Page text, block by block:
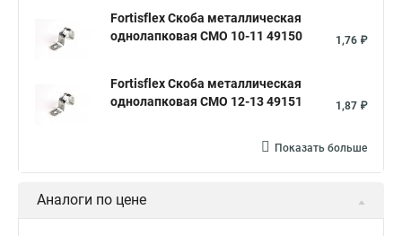
Fortisflex Скоба металлическая
однолапковая СМО 10-11 49150
1,76 ₽
Fortisflex Скоба металлическая
однолапковая СМО 12-13 49151
1,87 ₽
Показать больше
Аналоги по цене